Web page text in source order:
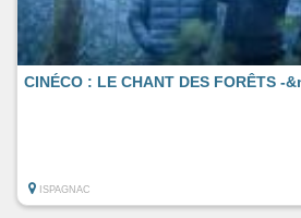
CINÉCO : LE CHANT DES FORÊTS -
ISPAGNAC